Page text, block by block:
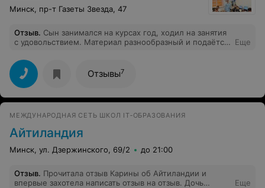
Минск, пр-т Газеты Звезда, 47
Отзыв. Сын занимался на курсах год, ходил на занятия
с удовольствием. Материал разнообразный и подаётся
и в следующем учебном году! Спасибо организаторам
и преподавателям за вклад в детей!)
Еще
Отзывы7
МЕЖДУНАРОДНАЯ СЕТЬ ШКОЛ IT‑ОБРАЗОВАНИЯ
Айтиландия
Минск, ул. Дзержинского, 69/2 до 21:00
Отзыв. Прочитала отзыв Карины об Айтиландии и
впервые захотела написать отзыв на отзыв. Дочь
Еще